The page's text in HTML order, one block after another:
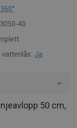
40
vattenlås: Ja
50 cm,